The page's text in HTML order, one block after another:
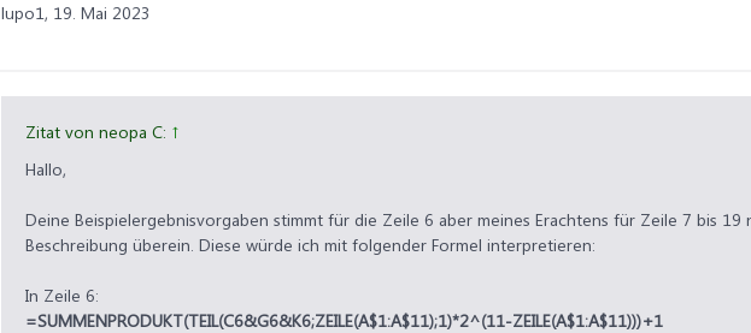
lupo1, 19. Mai 2023
Zitat von neopa C: ↑
Hallo,
Deine Beispielergebnisvorgaben stimmt für die Zeile 6 aber meines Erachtens für Zeile 7 bis 19
Beschreibung überein. Diese würde ich mit folgender Formel interpretieren:
In Zeile 6:
=SUMMENPRODUKT(TEIL(C6&G6&K6;ZEILE(A$1:A$11);1)*2^(11-ZEILE(A$1:A$11)))+1